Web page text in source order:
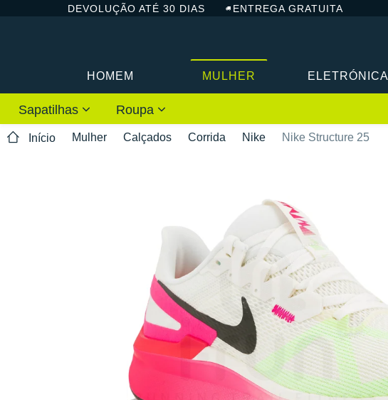
DEVOLUÇÃO ATÉ 30 DIAS ENTREGA GRATUITA
HOMEM MULHER ELETRÓNICA
Sapatilhas Roupa
Início Mulher Calçados Corrida Nike Nike Structure 25